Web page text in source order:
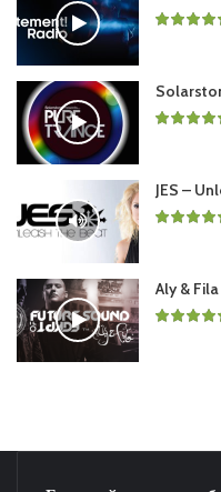
JES –
Aly &